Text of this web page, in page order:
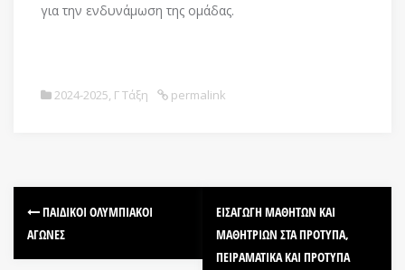
για την ενδυνάμωση της ομάδας.
2024-2025, Γ Τάξη permalink
P
o
ΠΑΙΔΙΚΟΊ ΟΛΥΜΠΙΑΚΟΊ
ΑΓΏΝΕΣ
ΕΙΣΑΓΩΓΉ ΜΑΘΗΤΏΝ ΚΑΙ
ΜΑΘΗΤΡΙΏΝ ΣΤΑ ΠΡΌΤΥΠΑ,
ΠΕΙΡΑΜΑΤΙΚΆ ΚΑΙ ΠΡΌΤΥΠΑ